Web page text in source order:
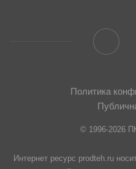
Политика
© 1996-2026
Интернет ресурс prodteh.ru